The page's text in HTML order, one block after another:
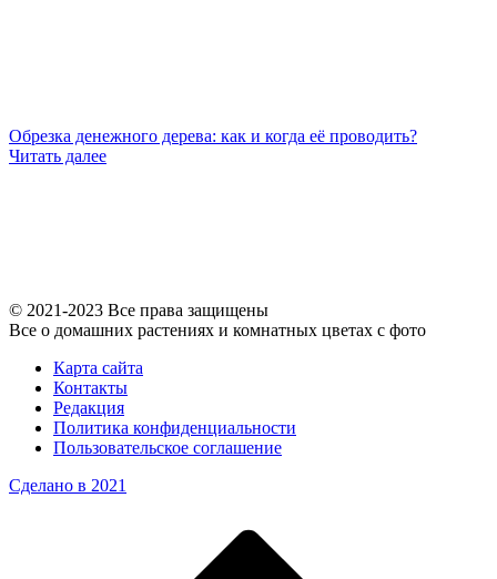
Обрезка денежного дерева: как и когда её проводить?
Читать далее
© 2021-2023 Все права защищены
Все о домашних растениях и комнатных цветах с фото
Карта сайта
Контакты
Редакция
Политика конфиденциальности
Пользовательское соглашение
Сделано в 2021